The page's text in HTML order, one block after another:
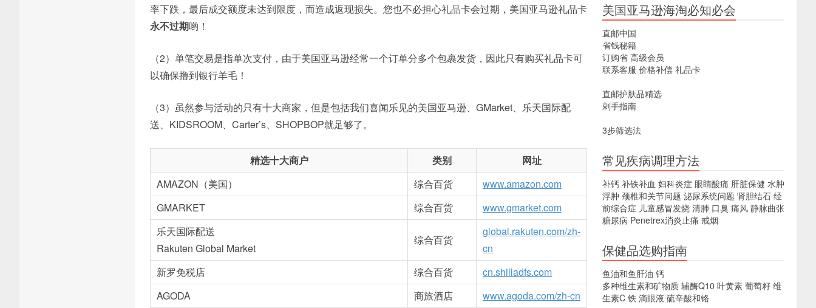
率下跌，最后成交额度未达到限度，而造成返现损失。您也不必担心礼品卡会过期，美国亚马逊礼品卡
永不过期哟！
（2）单笔交易是指单次支付，由于美国亚马逊经常一个订单分多个包裹发货，因此只有购买礼品卡可
以确保撸到银行羊毛！
（3）虽然参与活动的只有十大商家，但是包括我们喜闻乐见的美国亚马逊、GMarket、乐天国际配
送、KIDSROOM、Carter’s、SHOPBOP就足够了。
精选十大商户 类别
网址
AMAZON（美国）
综合百货
www.amazon.com
GMARKET
综合百货
www.gmarket.com
乐天国际配送
Rakuten Global Market
综合百货
global.rakuten.com/zh-
cn
新罗免税店
综合百货
cn.shilladfs.com
AGODA
商旅酒店
www.agoda.com/zh-cn
美国亚马逊海淘必知必会
直邮中国
省钱秘籍
订购省 高级会员
联系客服 价格补偿 礼品卡
直邮护肤品精选
剁手指南
3步筛选法
常见疾病调理方法
补钙 补铁补血 妇科炎症 眼睛酸痛 肝脏保健 水肿
浮肿 颈椎和关节问题 泌尿系统问题 肾胆结石 经
前综合症 儿童感冒发烧 清肺 口臭 痛风 静脉曲张
糖尿病 Penetrex消炎止痛 戒烟
保健品选购指南
鱼油和鱼肝油 钙
多种维生素和矿物质 辅酶Q10 叶黄素 葡萄籽 维
生素C 铁 滴眼液 硫辛酸和铬